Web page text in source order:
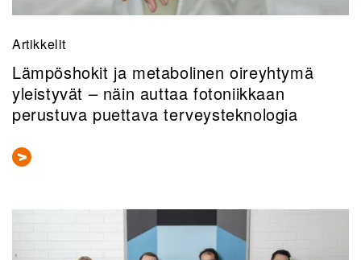
Artikkelit
Lämpöshokit ja metabolinen oireyhtymä
yleistyvät – näin auttaa fotoniikkaan
perustuva puettava terveysteknologia